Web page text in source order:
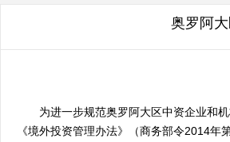
奥罗阿
为进一步规范奥罗阿大区中资企业和
《境外投资管理办法》（商务部令2014年